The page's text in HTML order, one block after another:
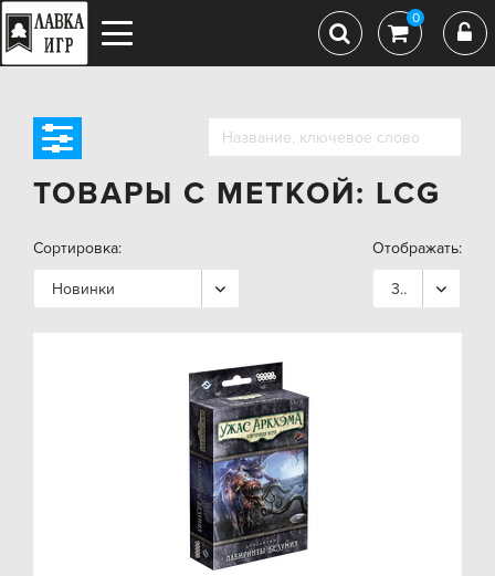
0
ТОВАРЫ С МЕТКОЙ: LCG
Сортировка:
Новинки
Отображать:
36